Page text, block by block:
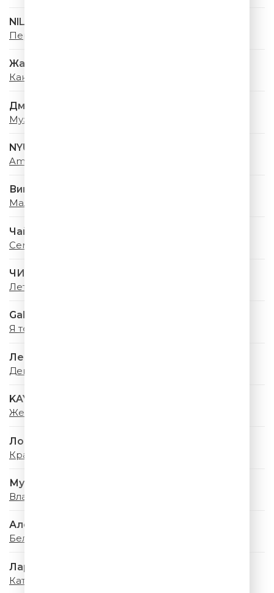
NILETTO & Татьяна Буланова
Первыми
Жасмин
Какое Счастье
Дмитрий Колдун
Музыка моя
NYUSHA
Amore
Винтаж
Малахит
Чайф
Семнадцать Лет
ЧИ-ЛИ
Лето
Galibri & Mavik
Я теперь жених
Лев Лещенко
День Победы
KAYA
Желаю Тебе
Лолита
Красная Шапочка
Мумий Тролль
Владивосток 2000
Алсу & Ева Власова
Белая Фата
Лариса Долина
Катюша